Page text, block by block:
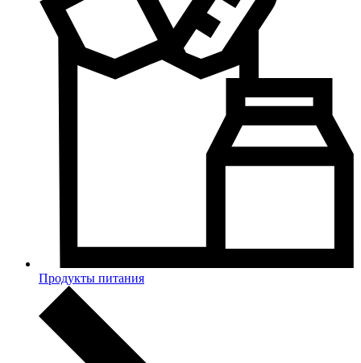
Продукты питания